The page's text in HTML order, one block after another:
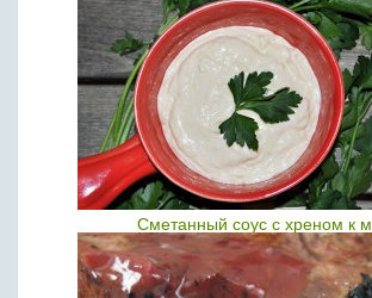
Сметанный соус с хреном к